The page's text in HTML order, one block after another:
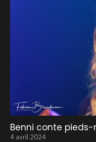
Benni conte pieds-
4 avril 2024